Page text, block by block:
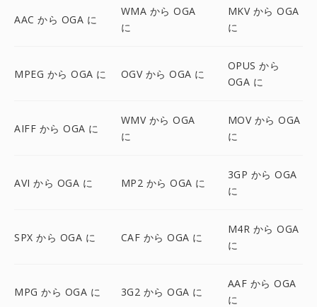
AAC から OGA に
WMA から OGA
に
MKV から OGA
に
MPEG から OGA に OGV から OGA に
OPUS から
OGA に
AIFF から OGA に
WMV から OGA
に
MOV から OGA
に
AVI から OGA に MP2 から OGA に
3GP から OGA
に
SPX から OGA に CAF から OGA に
M4R から OGA
に
MPG から OGA に 3G2 から OGA に
AAF から OGA
に